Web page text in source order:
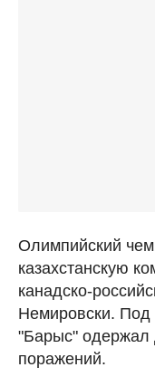
Олимпийский
казахстанскую
канадско-
Немировски. Под
"Барыс" одержал
поражений.